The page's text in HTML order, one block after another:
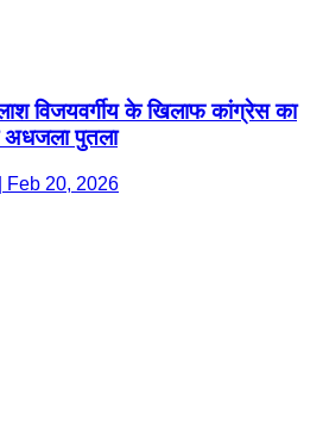
विजयवर्गीय के खिलाफ कांग्रेस का
अधजला पुतला
Feb 20, 2026